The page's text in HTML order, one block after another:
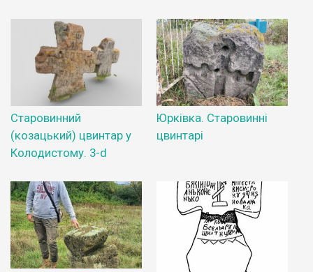
Старовинний
(козацький) цвинтар у
Колодистому. 3-d
Юрківка. Старовинні
цвинтарі